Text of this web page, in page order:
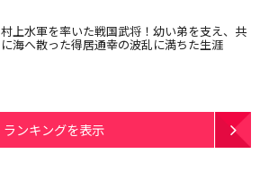
村上水軍を率いた戦国武将！幼い弟を支え、共
に海へ散った得居通幸の波乱に満ちた生涯
ランキングを表示